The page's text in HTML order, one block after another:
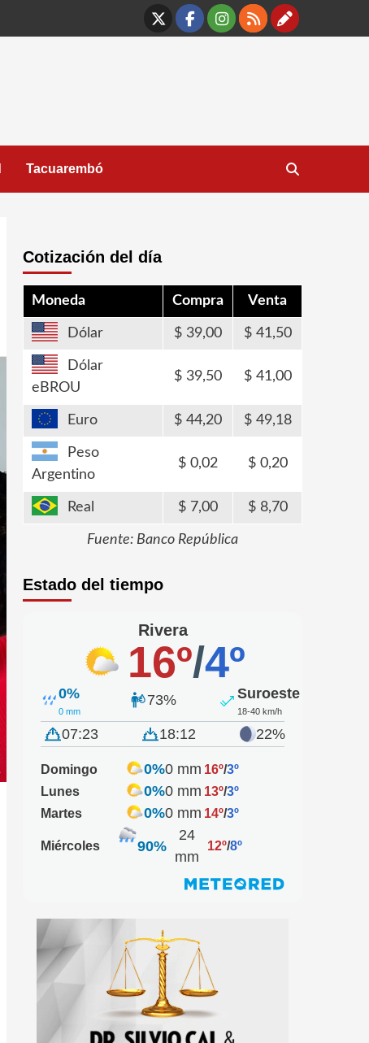
X Facebook
Instagram
RSS
Tacuarembó
Cotización del día
Moneda Compra Venta
Dólar 39,00 41,50
Dólar
eBROU
39,50 41,00
Euro 44,20 49,18
Peso
Argentino
0,02 0,20
Real 7,00 8,70
Fuente: Banco República
Estado del tiempo
Rivera
16º/4º
0%
0 mm
73% Suroeste
18-40 km/h
07:23 18:12 22%
Domingo 0%0 mm 16º/3º
Lunes
0%0 mm 13º/3º
Martes
0%0 mm 14º/3º
Miércoles 90%
24
mm
12º/8º